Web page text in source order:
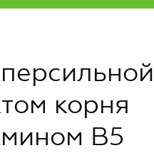
корня
В5